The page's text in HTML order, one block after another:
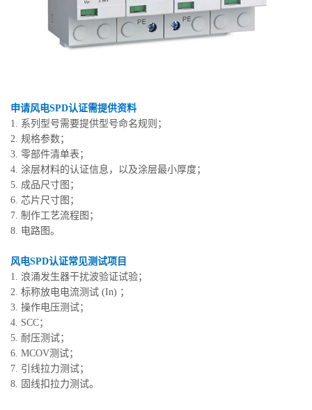
申请风电SPD认证需提供资料
1. 系列型号需要提供型号命名规则；
2. 规格参数；
3. 零部件清单表；
4. 涂层材料的认证信息，以及涂层最小厚度；
5. 成品尺寸图；
6. 芯片尺寸图；
7. 制作工艺流程图；
8. 电路图。
风电SPD认证常见测试项目
1. 浪涌发生器干扰波验证试验；
2. 标称放电电流测试 (In) ；
3. 操作电压测试；
4. SCC；
5. 耐压测试；
6. MCOV测试；
7. 引线拉力测试；
8. 固线扣拉力测试。